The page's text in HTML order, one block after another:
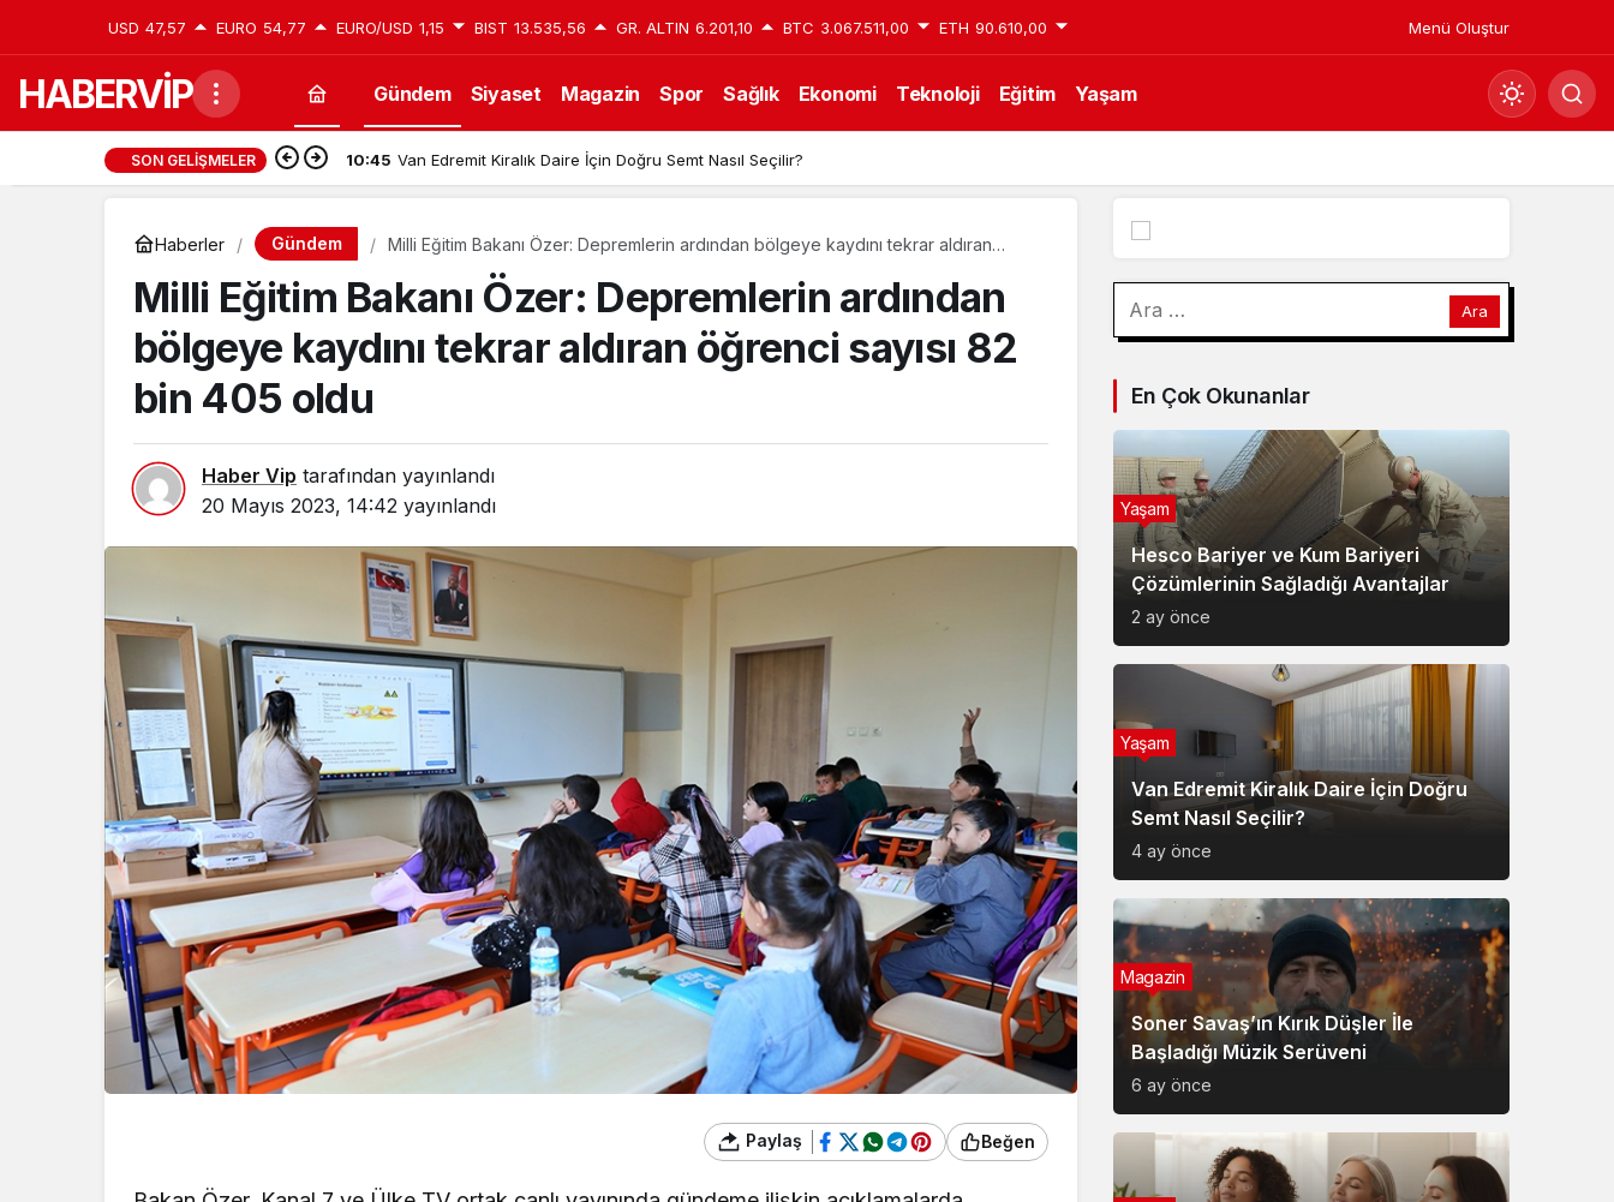
USD 47,57 EURO 54,77 EURO/USD 1,15 BIST 13.535,56 GR. ALTIN 6.201,10 BTC 3.067.511,00 ETH 90.610,00 Menü Oluştur
HABERVİP Gündem Siyaset Magazin Spor Sağlık Ekonomi Teknoloji Eğitim Yaşam
Mod
değiştir
Gece modunu seçin.
Sistem Modu
Sistem modunu seçin.
SON GELIŞMELER 10:45 Van Edremit Kiralık Daire İçin Doğru Semt Nasıl Seçilir?
Haberler Gündem
Milli Eğitim Bakanı Özer: Depremlerin ardından bölgeye kaydını tekrar aldıran
Milli Eğitim Bakanı Özer: Depremlerin ardından
bölgeye kaydını tekrar aldıran öğrenci sayısı 82
bin 405 oldu
Haber Vip tarafından yayınlandı
20 Mayıs 2023, 14:42 yayınlandı
Paylaş Beğen
En Çok Okunanlar
Hesco Bariyer ve Kum Bariyeri
Çözümlerinin Sağladığı Avantajlar
2 ay önce
Yaşam
Van Edremit Kiralık Daire İçin Doğru
Semt Nasıl Seçilir?
4 ay önce
Yaşam
Soner Savaş’ın Kırık Düşler İle
Başladığı Müzik Serüveni
6 ay önce
Magazin